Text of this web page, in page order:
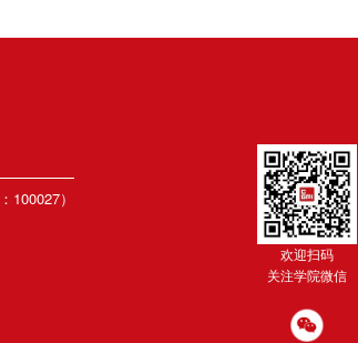
）
欢迎扫码
关注学院微信